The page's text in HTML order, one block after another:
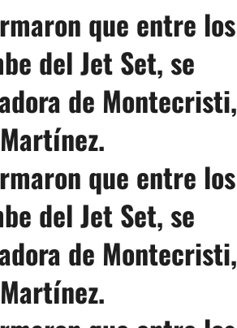
que entre los
del Jet Set, se
de Montecristi,
que entre los
del Jet Set, se
de Montecristi,